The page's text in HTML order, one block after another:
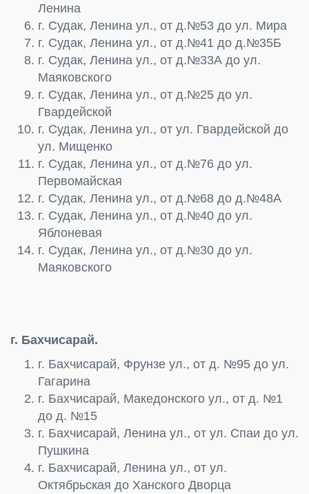
Ленина
г. Судак, Ленина ул., от д.№53 до ул. Мира
г. Судак, Ленина ул., от д.№41 до д.№35Б
г. Судак, Ленина ул., от д.№33А до ул.
Маяковского
г. Судак, Ленина ул., от д.№25 до ул.
Гвардейской
г. Судак, Ленина ул., от ул. Гвардейской до
ул. Мищенко
г. Судак, Ленина ул., от д.№76 до ул.
Первомайская
г. Судак, Ленина ул., от д.№68 до д.№48А
г. Судак, Ленина ул., от д.№40 до ул.
Яблоневая
г. Судак, Ленина ул., от д.№30 до ул.
Маяковского
г. Бахчисарай.
г. Бахчисарай, Фрунзе ул., от д. №95 до ул.
Гагарина
г. Бахчисарай, Македонского ул., от д. №1
до д. №15
г. Бахчисарай, Ленина ул., от ул. Спаи до ул.
Пушкина
г. Бахчисарай, Ленина ул., от ул.
Октябрьская до Ханского Дворца